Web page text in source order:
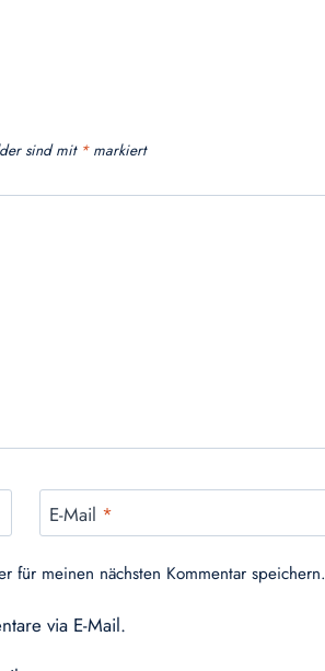
sind mit *markiert
E-Mail *
für meinen nächsten Kommentar speichern.
via E-Mail.